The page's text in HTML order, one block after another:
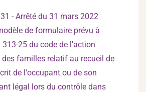
- Arrêté du 31 mars 2022
de formulaire prévu à
313-25 du code de l'action
des familles relatif au recueil de
de l'occupant ou de son
légal lors du contrôle dans